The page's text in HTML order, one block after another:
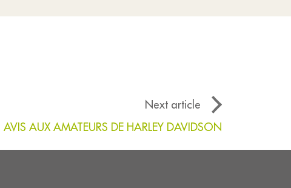
Next article
AVIS AUX AMATEURS DE HARLEY DAVIDSON